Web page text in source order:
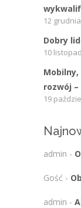
12
Dobry
10
rozwój –
19
admin -
Gość -
admin -